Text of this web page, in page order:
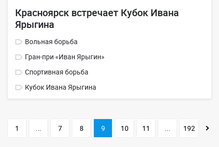
Красноярск встречает Кубок Ивана
Ярыгина
Вольная борьба
Гран-при «Иван Ярыгин»
Спортивная борьба
Кубок Ивана Ярыгина
1 ... 7 8 9 10 11 ... 192